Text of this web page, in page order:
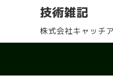
技術雑記
株式会社キャッチ